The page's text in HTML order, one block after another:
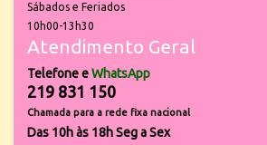
Sábados e Feriados
10h00-13h30
Atendimento Geral
Telefone eWhatsApp
219 831 150
Chamada para a rede fixa nacional
Das 10h às 18h Seg a Sex